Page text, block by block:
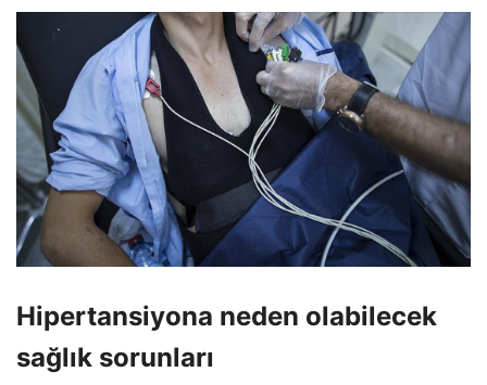
Hipertansiyona neden olabilecek
sağlık sorunları